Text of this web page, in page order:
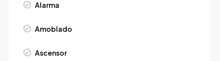
Alarma
Amoblado
Ascensor